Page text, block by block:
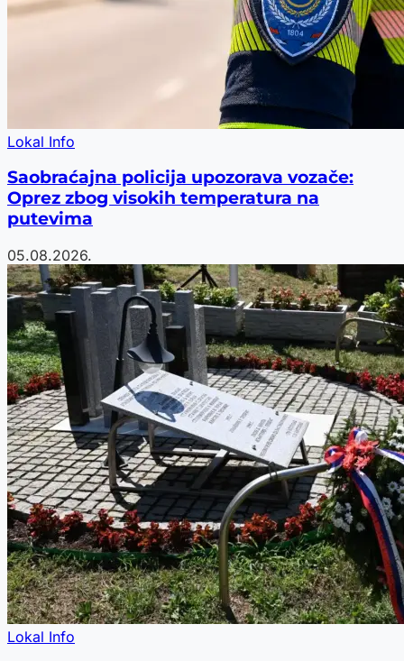
Lokal Info
Saobraćajna policija upozorava vozače:
Oprez zbog visokih temperatura na
putevima
05.08.2026.
Lokal Info